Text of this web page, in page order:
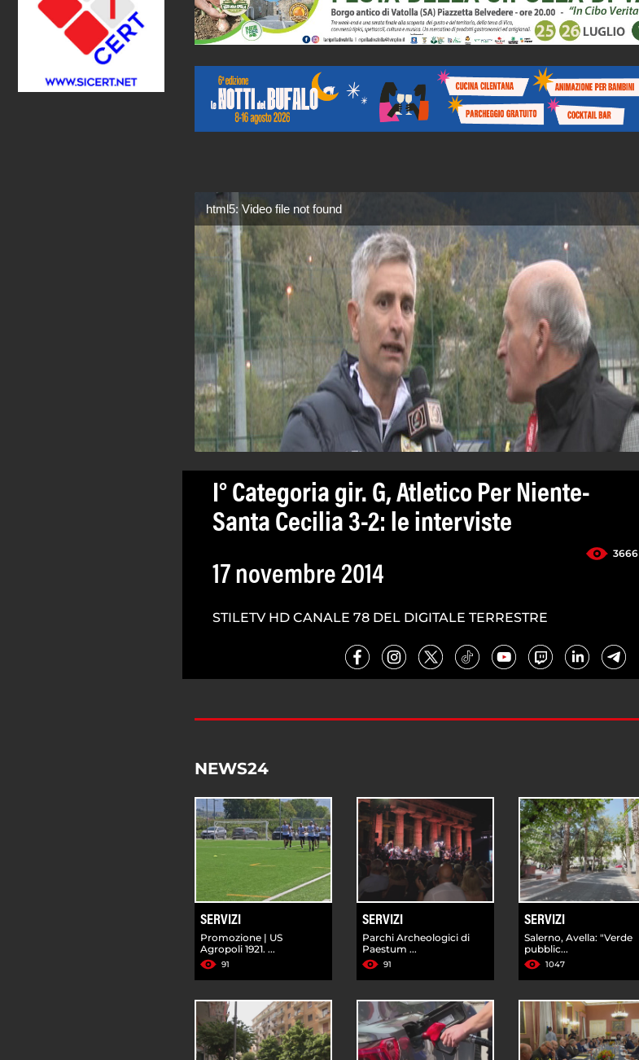
html5: Video file not found
I° Categoria gir. G, Atletico Per Niente-
Santa Cecilia 3-2: le interviste
3666
17 novembre 2014
STILETV HD CANALE 78 DEL DIGITALE TERRESTRE
NEWS24
SERVIZI
Promozione | US
Agropoli 1921. ...
91
SERVIZI
Parchi Archeologici di
Paestum ...
91
SERVIZI
Salerno, Avella: "Verde
pubblic...
1047